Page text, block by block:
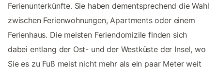
Ferienunterkünfte. Sie haben dementsprechend die Wahl
zwischen Ferienwohnungen, Apartments oder einem
Ferienhaus. Die meisten Feriendomizile finden sich
dabei entlang der Ost- und der Westküste der Insel, wo
Sie es zu Fuß meist nicht mehr als ein paar Meter weit